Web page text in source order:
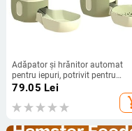
Adăpator și hrănitor automat
pentru iepuri, potrivit pentru
chinchilla, cobai, arici mici
79.05 Lei